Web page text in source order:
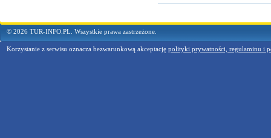
© 2026 TUR-INFO.PL. Wszystkie prawa zastrzeżone.
Korzystanie z serwisu oznacza bezwarunkową akceptację polityki prywatności, regulaminu i